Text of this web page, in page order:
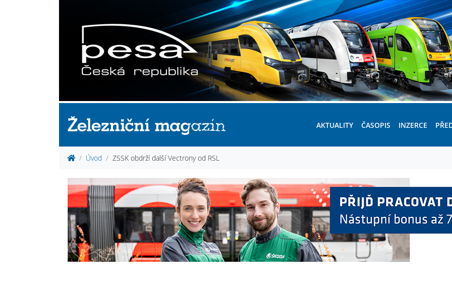
AKTUALITY ČASOPIS INZERCE
Úvod ZSSK obdrží další Vectrony od RSL